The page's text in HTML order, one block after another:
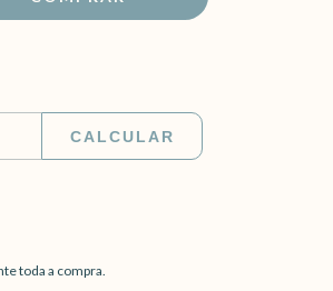
CALCULAR
toda a compra.